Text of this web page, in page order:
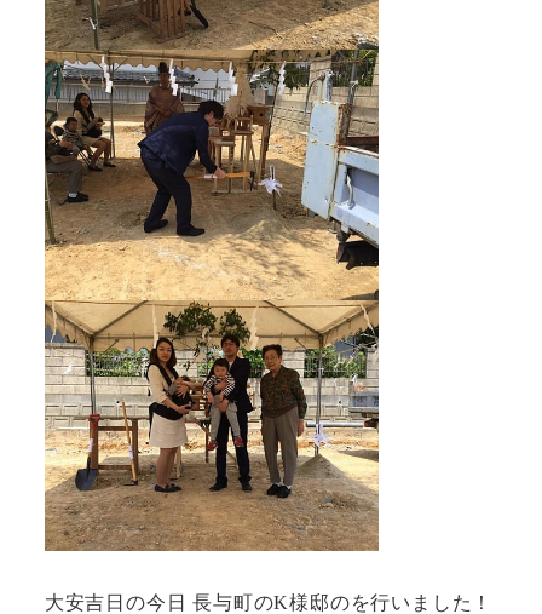
大安吉日の今日 長与町のK様邸のを行いました！